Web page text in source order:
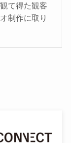
て得た観客
制作に取り